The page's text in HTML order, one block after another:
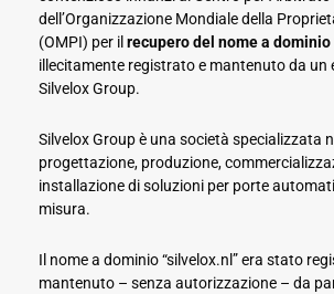
dell’Organizzazione Mondiale della
(OMPI) per il recupero del nome a dominio
illecitamente registrato e mantenuto da un
Silvelox Group.
Silvelox Group è una società specializzata
progettazione, produzione,
installazione di soluzioni per porte
misura.
Il nome a dominio “silvelox.nl” era stato
mantenuto – senza autorizzazione – da